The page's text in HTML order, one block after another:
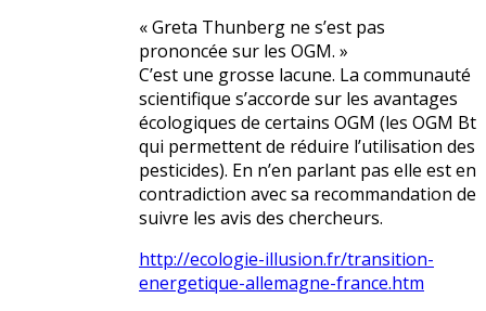
« Greta Thunberg ne s’est pas
prononcée sur les OGM. »
C’est une grosse lacune. La communauté
scientifique s’accorde sur les avantages
écologiques de certains OGM (les OGM Bt
qui permettent de réduire l’utilisation des
pesticides). En n’en parlant pas elle est en
contradiction avec sa recommandation de
suivre les avis des chercheurs.
http://ecologie-illusion.fr/transition-
energetique-allemagne-france.htm